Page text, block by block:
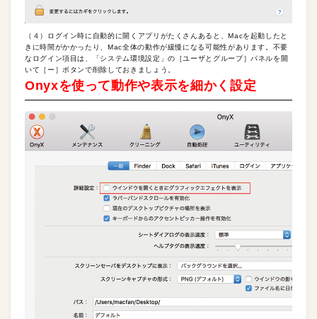
（４）ログイン時に自動的に開くアプリがたくさんあると、Macを起動したと
きに時間がかかったり、Mac全体の動作が緩慢になる可能性があります。不要
なログイン項目は、「システム環境設定」の［ユーザとグループ］パネルを開
いて［ー］ボタンで削除しておきましょう。
Onyxを使って動作や表示を細かく設定